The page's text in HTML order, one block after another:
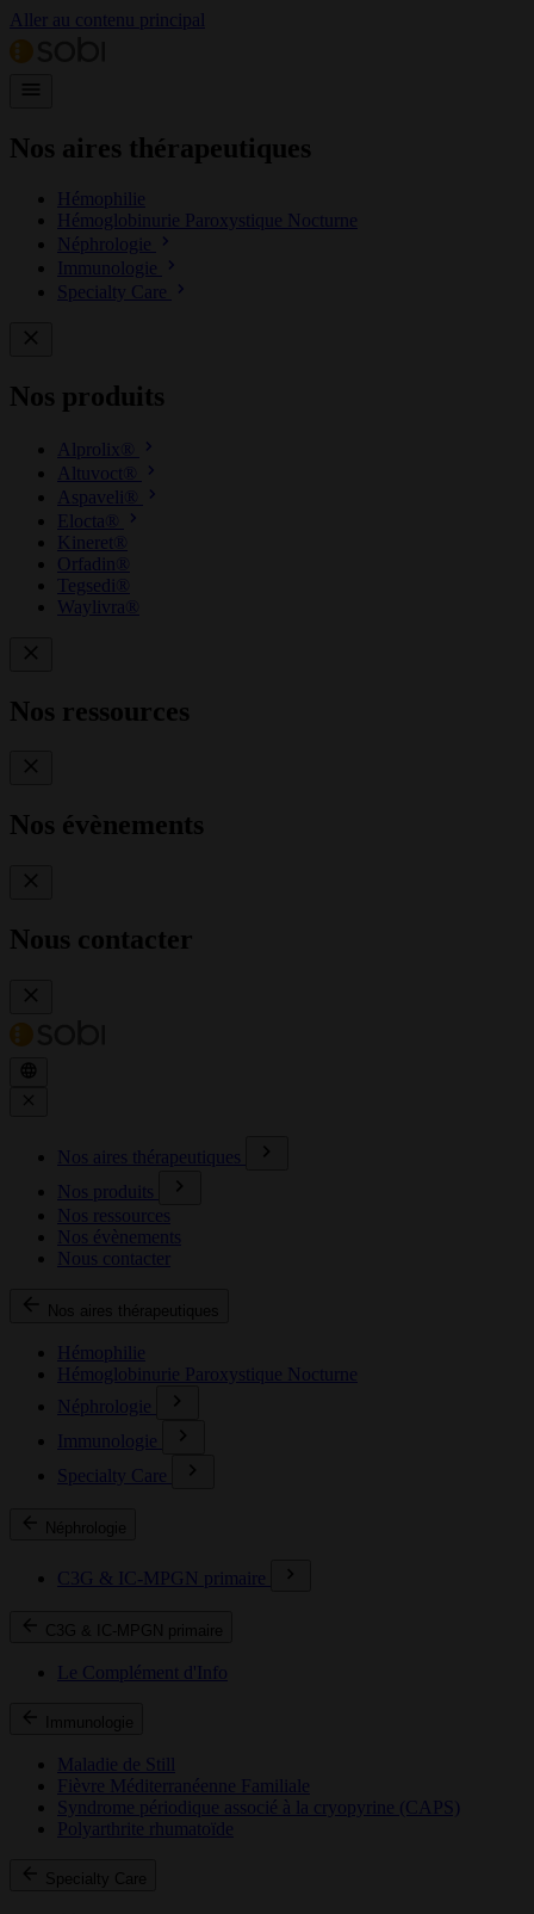
Aller au contenu principal
Nos aires thérapeutiques
Hémophilie
Hémoglobinurie Paroxystique Nocturne
Néphrologie
Immunologie
Specialty Care
Nos produits
Alprolix®
Altuvoct®
Aspaveli®
Elocta®
Kineret®
Orfadin®
Tegsedi®
Waylivra®
Nos ressources
Nos évènements
Nous contacter
Nos aires thérapeutiques
Nos produits
Nos ressources
Nos évènements
Nous contacter
Nos aires thérapeutiques
Hémophilie
Hémoglobinurie Paroxystique Nocturne
Néphrologie
Immunologie
Specialty Care
Néphrologie
C3G & IC-MPGN primaire
C3G & IC-MPGN primaire
Le Complément d'Info
Immunologie
Maladie de Still
Fièvre Méditerranéenne Familiale
Syndrome périodique associé à la cryopyrine (CAPS)
Polyarthrite rhumatoïde
Specialty Care